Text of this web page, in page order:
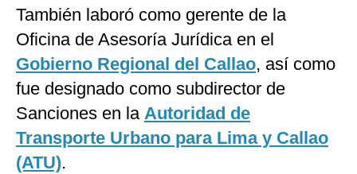
También laboró como gerente de la
Oficina de Asesoría Jurídica en el
Gobierno Regional del Callao, así como
fue designado como subdirector de
Sanciones en la Autoridad de
Transporte Urbano para Lima y Callao
(ATU).